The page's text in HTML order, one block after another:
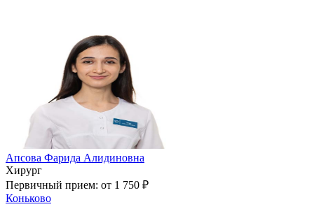
Апсова Фарида Алидиновна
Хирург
Первичный прием: от 1 750 ₽
Коньково